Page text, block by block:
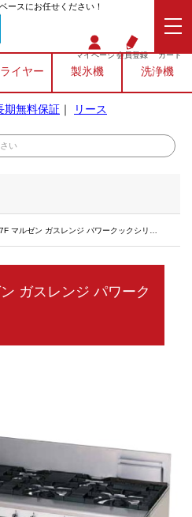
ースにお任せください！
マイページ会員登録 カート
イヤー 製氷機 洗浄機
期無料保証 ｜ リース
マルゼン ガスレンジ パワークックシリーズ
ガスレンジ パワーク